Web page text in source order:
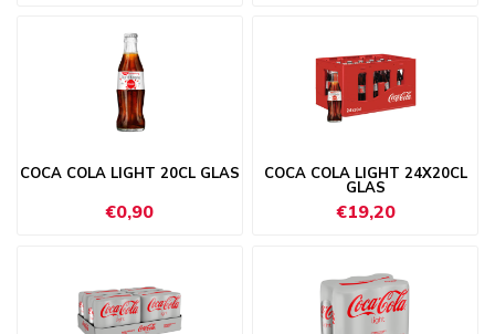
COCA COLA LIGHT 20CL GLAS
€0,90
COCA COLA LIGHT 24X20CL
GLAS
€19,20